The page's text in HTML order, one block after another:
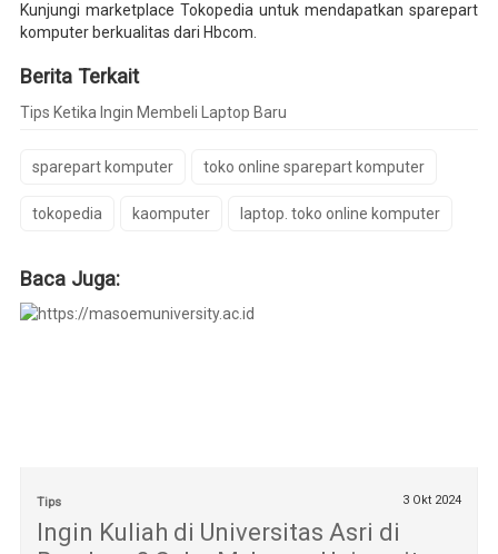
Kunjungi marketplace Tokopedia untuk mendapatkan sparepart
komputer berkualitas dari Hbcom.
Berita Terkait
Tips Ketika Ingin Membeli Laptop Baru
sparepart komputer toko online sparepart komputer
tokopedia kaomputer laptop. toko online komputer
Baca Juga:
Tips 3 Okt 2024
Ingin Kuliah di Universitas Asri di